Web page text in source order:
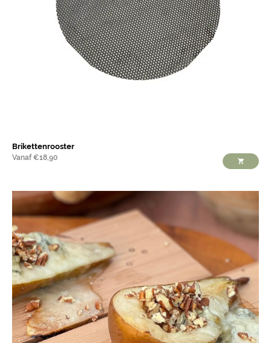
Brikettenrooster
Vanaf €18,90